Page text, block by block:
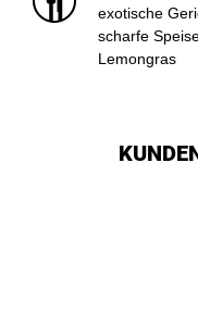
exotische
scharfe
Lemongras